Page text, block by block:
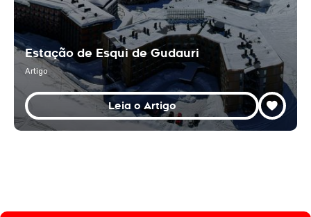
Estação de Esqui de Gudauri
Artigo
Leia o Artigo